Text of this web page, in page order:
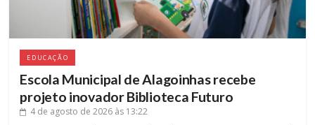
EDUCAÇÃO
Escola Municipal de Alagoinhas recebe
projeto inovador Biblioteca Futuro
4 de agosto de 2026 às 13:22